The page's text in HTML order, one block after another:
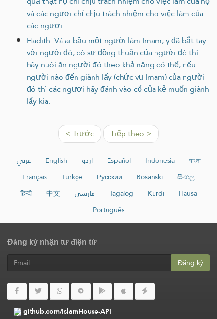
và các ngươi chỉ chịu trách nhiệm cho việc làm của
các ngươi
Hadith: Và ai bầu một người làm Imam, y đã bắt tay
với người đó, có sự đồng thuận của người đó thì
hãy nuôi ăn người đó theo khả năng có thể, nếu
người nào đến giành lấy (chức vụ Imam) của người
đó thì các ngươi hãy đánh vào cổ của kẻ muốn giành
lấy kia.
< Trước Tiếp theo >
عربي English اردو Español Indonesia
বাংলা
Français
Türkçe Русский Bosanski
සිංහල
हिन्दी
中文 فارسی Tagalog Kurdî
Hausa
Português
Đăng ký nhận tư điện tử
Đăng ký
github.com/IslamHouse-API